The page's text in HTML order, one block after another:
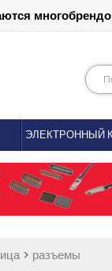
ЭЛЕКТРОННЫЙ
> разъемы